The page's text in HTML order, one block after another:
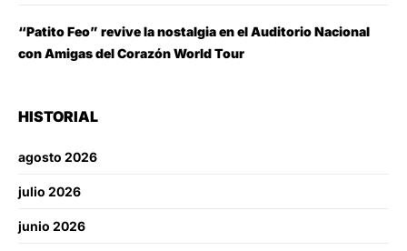
“Patito Feo” revive la nostalgia en el Auditorio Nacional
con Amigas del Corazón World Tour
HISTORIAL
agosto 2026
julio 2026
junio 2026